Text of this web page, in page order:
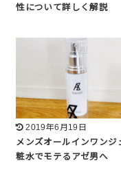
性について詳しく解説
2019年6月19日
メンズオールインワンジ
粧水でモテるアゼ男へ